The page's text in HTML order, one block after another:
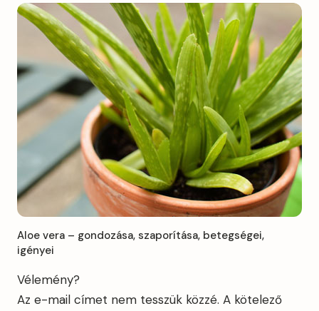
Aloe vera – gondozása, szaporítása, betegségei,
igényei
Vélemény?
Az e-mail címet nem tesszük közzé. A kötelező